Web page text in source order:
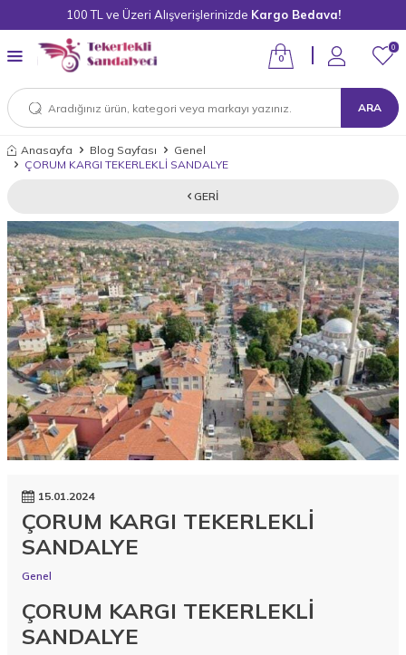
100 TL ve Üzeri Alışverişlerinizde Kargo Bedava!
ARA
0
0
Anasayfa Blog Sayfası
Genel
ÇORUM KARGI TEKERLEKLİ SANDALYE
GERI
15.01.2024
ÇORUM KARGI TEKERLEKLİ
SANDALYE
Genel
ÇORUM KARGI TEKERLEKLİ
SANDALYE